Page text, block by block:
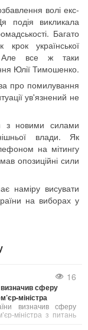
волі екс-
подія викликала
Багато
української
Але все ж таки
Юлії Тимошенко.
про помилування
ув'язнений не
з новими силами
влади. Як
на мітингу
опозиційні сили
наміру висувати
на виборах у
16
визначив сферу
міністра
визначив сферу
міністра з питань